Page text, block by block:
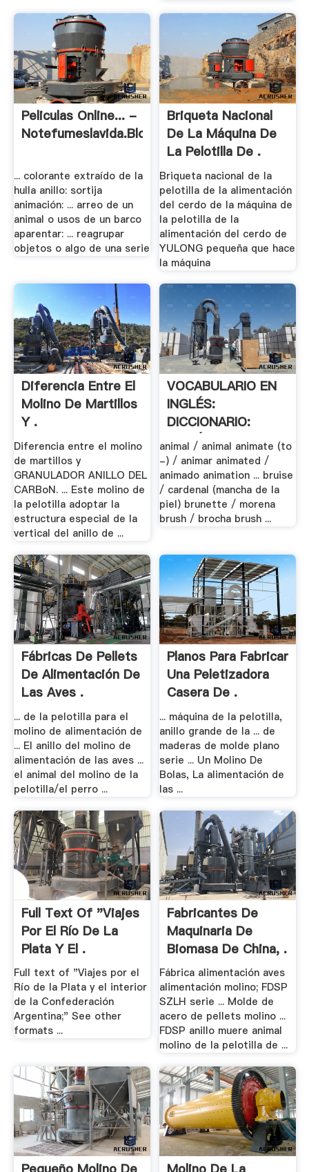
Peliculas Online... -
Notefumeslavida.blogspot
... colorante extraído de la
hulla anillo: sortija
animación: ... arreo de un
animal o usos de un barco
aparentar: ... reagrupar
objetos o algo de una serie
Briqueta Nacional
De La Máquina De
La Pelotilla De .
Briqueta nacional de la
pelotilla de la alimentación
del cerdo de la máquina de
la pelotilla de la
alimentación del cerdo de
YULONG pequeña que hace
la máquina
Diferencia Entre El
Molino De Martillos
Y .
Diferencia entre el molino
de martillos y
GRANULADOR ANILLO DEL
CARBoN. ... Este molino de
la pelotilla adoptar la
estructura especial de la
vertical del anillo de ...
VOCABULARIO EN
INGLÉS:
DICCIONARIO:
INGLÉS .
animal / animal animate (to
-) / animar animated /
animado animation ... bruise
/ cardenal (mancha de la
piel) brunette / morena
brush / brocha brush ...
Fábricas De Pellets
De Alimentación De
Las Aves .
... de la pelotilla para el
molino de alimentación de
... El anillo del molino de
alimentación de las aves ...
el animal del molino de la
pelotilla/el perro ...
Planos Para Fabricar
Una Peletizadora
Casera De .
... máquina de la pelotilla,
anillo grande de la ... de
maderas de molde plano
serie ... Un Molino De
Bolas, La alimentación de
las ...
Full Text Of "Viajes
Por El Río De La
Plata Y El .
Full text of "Viajes por el
Río de la Plata y el interior
de la Confederación
Argentina;" See other
formats ...
Fabricantes De
Maquinaria De
Biomasa De China, .
Fábrica alimentación aves
alimentación molino; FDSP
SZLH serie ... Molde de
acero de pellets molino ...
FDSP anillo muere animal
molino de la pelotilla de ...